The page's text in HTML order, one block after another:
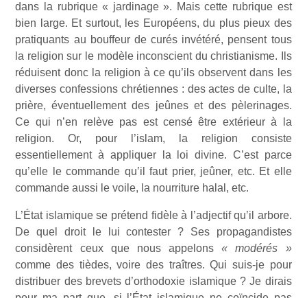
dans la rubrique « jardinage ». Mais cette rubrique est
bien large. Et surtout, les Européens, du plus pieux des
pratiquants au bouffeur de curés invétéré, pensent tous
la religion sur le modèle inconscient du christianisme. Ils
réduisent donc la religion à ce qu’ils observent dans les
diverses confessions chrétiennes : des actes de culte, la
prière, éventuellement des jeûnes et des pèlerinages.
Ce qui n’en relève pas est censé être extérieur à la
religion. Or, pour l’islam, la religion consiste
essentiellement à appliquer la loi divine. C’est parce
qu’elle le commande qu’il faut prier, jeûner, etc. Et elle
commande aussi le voile, la nourriture halal, etc.
L’État islamique se prétend fidèle à l’adjectif qu’il arbore.
De quel droit le lui contester ? Ses propagandistes
considèrent ceux que nous appelons« modérés »
comme des tièdes, voire des traîtres. Qui suis-je pour
distribuer des brevets d’orthodoxie islamique ? Je dirais